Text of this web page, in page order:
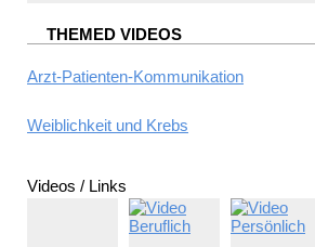
THEMED VIDEOS
Arzt-Patienten-Kommunikation
Weiblichkeit und Krebs
Videos / Links